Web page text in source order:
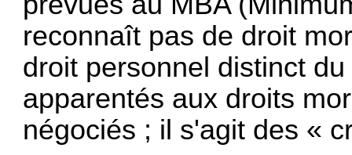
reconnaît pas de droit
droit personnel distinct
apparentés aux droits
négociés ; il s'agit des «